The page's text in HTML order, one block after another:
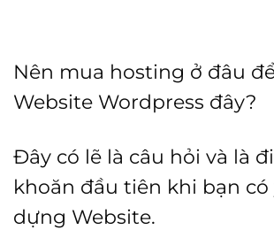
Nên mua hosting ở đâu
Website Wordpress đây?
Đây có lẽ là câu hỏi và là
khoăn đầu tiên khi bạn có
dựng Website.